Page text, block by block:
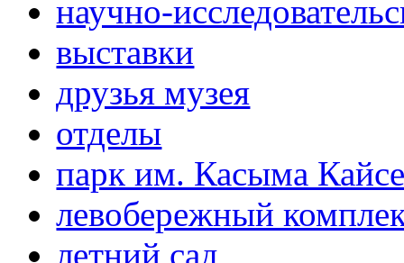
научно-
выставки
друзья музея
отделы
парк им. Касыма
левобережный
летний сад